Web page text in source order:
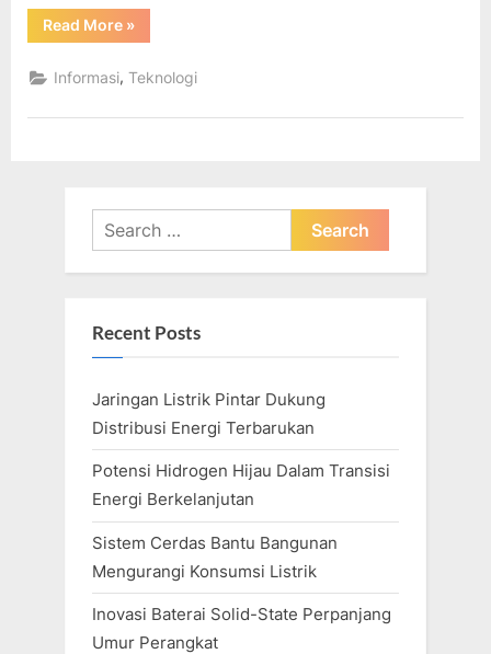
Read More“Google
Resmi
Fitur
Baru
Chat
»
Informasi,Teknologi
Search
for:
Recent Posts
Jaringan Listrik Pintar Dukung
Distribusi Energi Terbarukan
Potensi Hidrogen Hijau Dalam Transisi
Energi Berkelanjutan
Sistem Cerdas Bantu Bangunan
Mengurangi Konsumsi Listrik
Inovasi Baterai Solid-State Perpanjang
Umur Perangkat